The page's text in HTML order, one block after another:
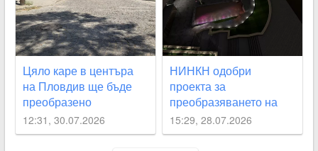
Цяло каре в центъра
на Пловдив ще бъде
преобразено
12:31, 30.07.2026
НИНКН одобри
проекта за
преобразяването на
подлез
“Археологически“
15:29, 28.07.2026